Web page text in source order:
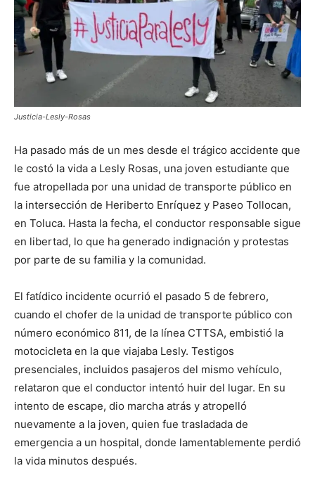
Justicia-Lesly-Rosas
Ha pasado más de un mes desde el trágico accidente que
le costó la vida a Lesly Rosas, una joven estudiante que
fue atropellada por una unidad de transporte público en
la intersección de Heriberto Enríquez y Paseo Tollocan,
en Toluca. Hasta la fecha, el conductor responsable sigue
en libertad, lo que ha generado indignación y protestas
por parte de su familia y la comunidad.
El fatídico incidente ocurrió el pasado 5 de febrero,
cuando el chofer de la unidad de transporte público con
número económico 811, de la línea CTTSA, embistió la
motocicleta en la que viajaba Lesly. Testigos
presenciales, incluidos pasajeros del mismo vehículo,
relataron que el conductor intentó huir del lugar. En su
intento de escape, dio marcha atrás y atropelló
nuevamente a la joven, quien fue trasladada de
emergencia a un hospital, donde lamentablemente perdió
la vida minutos después.